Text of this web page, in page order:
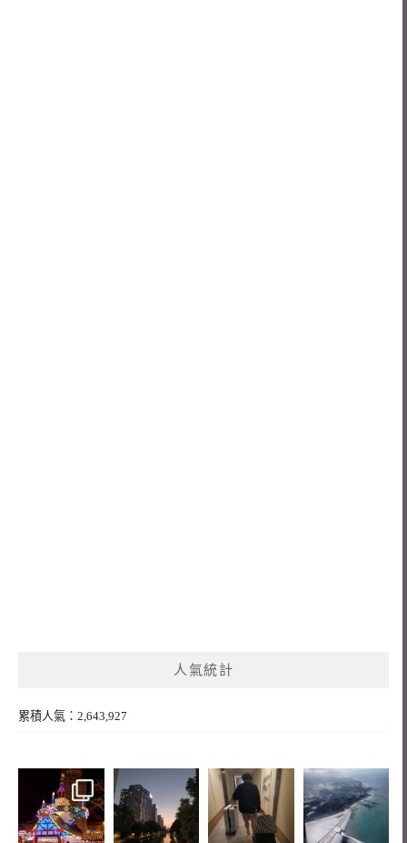
人氣統計
累積人氣：2,643,927